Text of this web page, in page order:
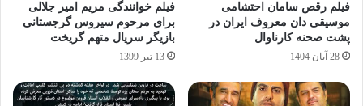
فیلم رقص سامان احتشامی
موسیقی‌ دان معروف ایران در
پشت صحنه کارناوال
28 آبان 1404
فیلم خوانندگی مریم امیر جلالی
برای مرحوم سیروس گرجستانی
بازیگر سریال متهم گریخت
13 تیر 1399